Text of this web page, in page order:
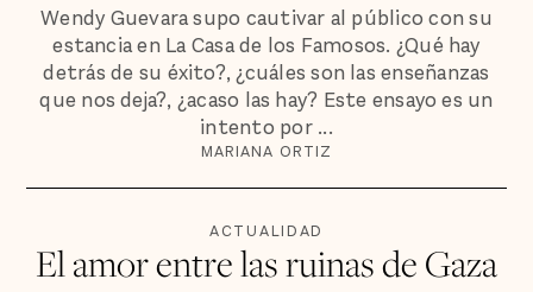
Wendy Guevara supo cautivar al público con su
estancia en La Casa de los Famosos. ¿Qué hay
detrás de su éxito?, ¿cuáles son las enseñanzas
que nos deja?, ¿acaso las hay? Este ensayo es un
intento por ...
MARIANA ORTIZ
ACTUALIDAD
El amor entre las ruinas de Gaza